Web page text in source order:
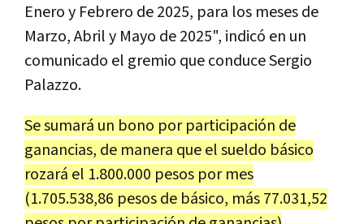
Enero y Febrero de 2025, para los meses de
Marzo, Abril y Mayo de 2025", indicó en un
comunicado el gremio que conduce Sergio
Palazzo.
Se sumará un bono por participación de
ganancias, de manera que el sueldo básico
rozará el 1.800.000 pesos por mes
(1.705.538,86 pesos de básico, más 77.031,52